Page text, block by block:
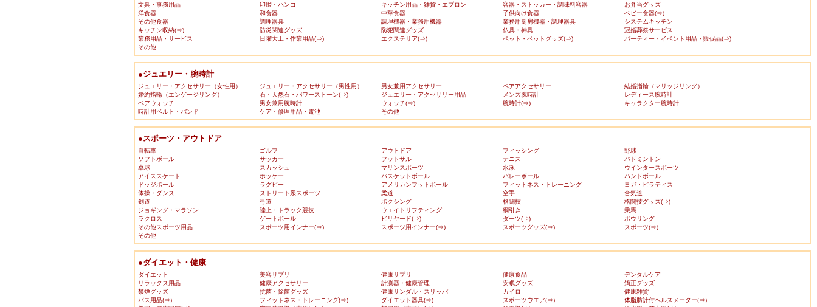
文具・事務用品
印鑑・ハンコ キッチン用品・雑貨・エプロン 容器・ストッカー・調味料容器
お弁当グッズ
洋食器
和食器 中華食器 子供向け食器
ベビー食器(⇒)
その他食器
調理器具 調理機器・業務用機器 業務用厨房機器・調理器具
システムキッチン
キッチン収納(⇒)
防災関連グッズ 防犯関連グッズ 仏具・神具
冠婚葬祭サービス
業務用品・サービス
日曜大工・作業用品(⇒) エクステリア(⇒) ペット・ペットグッズ(⇒)
パーティー・イベント用品・販促品(⇒)
その他
●ジュエリー・腕時計
ジュエリー・アクセサリー（女性用） ジュエリー・アクセサリー（男性用） 男女兼用アクセサリー ペアアクセサリー
結婚指輪（マリッジリング）
婚約指輪（エンゲージリング）
石・天然石・パワーストーン(⇒) ジュエリー・アクセサリー用品 メンズ腕時計
レディース腕時計
ペアウォッチ
男女兼用腕時計 ウォッチ(⇒) 腕時計(⇒)
キャラクター腕時計
時計用ベルト・バンド
ケア・修理用品・電池 その他
●スポーツ・アウトドア
自転車 ゴルフ アウトドア フィッシング
野球
ソフトボール
サッカー フットサル テニス
バドミントン
卓球
スカッシュ マリンスポーツ 水泳
ウインタースポーツ
アイススケート
ホッケー バスケットボール バレーボール
ハンドボール
ドッジボール
ラグビー アメリカンフットボール フィットネス・トレーニング
ヨガ・ピラティス
体操・ダンス
ストリート系スポーツ 柔道 空手
合気道
剣道
弓道 ボクシング 格闘技
格闘技グッズ(⇒)
ジョギング・マラソン
陸上・トラック競技 ウエイトリフティング 綱引き
乗馬
ラクロス
ゲートボール ビリヤード(⇒) ダーツ(⇒)
ボウリング
その他スポーツ用品
スポーツ用インナー(⇒) スポーツ用インナー(⇒) スポーツグッズ(⇒)
スポーツ(⇒)
その他
●ダイエット・健康
ダイエット 美容サプリ 健康サプリ 健康食品
デンタルケア
リラックス用品
健康アクセサリー 計測器・健康管理 安眠グッズ
矯正グッズ
禁煙グッズ
抗菌・除菌グッズ 健康サンダル・スリッパ カイロ
健康雑貨
バス用品(⇒)
フィットネス・トレーニング(⇒) ダイエット器具(⇒) スポーツウエア(⇒)
体脂肪計付ヘルスメーター(⇒)